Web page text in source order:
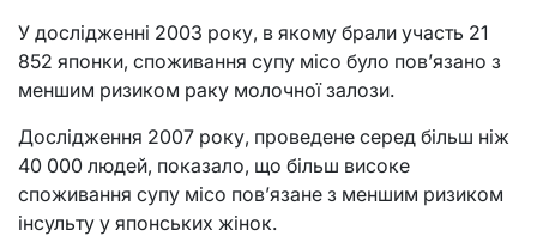
У дослідженні 2003 року, в якому брали участь 21
852 японки, споживання супу місо було пов’язано з
меншим ризиком раку молочної залози.
Дослідження 2007 року, проведене серед більш ніж
40 000 людей, показало, що більш високе
споживання супу місо пов’язане з меншим ризиком
інсульту у японських жінок.